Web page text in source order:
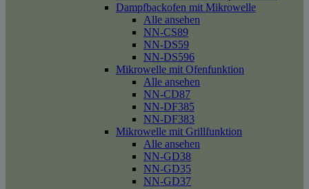
Dampfbackofen mit Mikrowelle
Alle ansehen
NN-CS89
NN-DS59
NN-DS596
Mikrowelle mit Ofenfunktion
Alle ansehen
NN-CD87
NN-DF385
NN-DF383
Mikrowelle mit Grillfunktion
Alle ansehen
NN-GD38
NN-GD35
NN-GD37